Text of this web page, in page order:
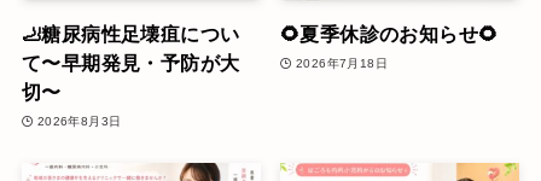
🦶糖尿病性足壊疽につい
て〜早期発見・予防が大
切〜
2026年8月3日
🌻夏季休診のお知らせ🌻
2026年7月18日